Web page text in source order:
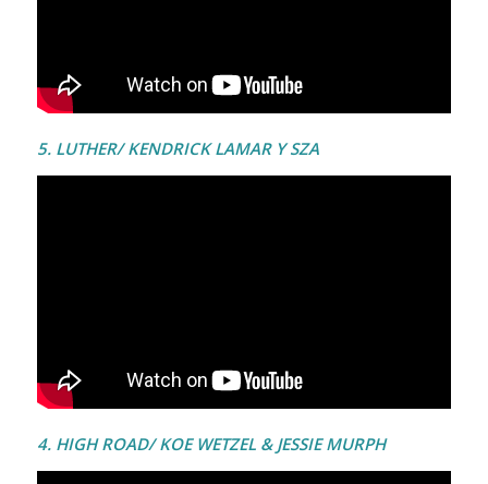
5. LUTHER/ KENDRICK LAMAR Y SZA
4. HIGH ROAD/ KOE WETZEL & JESSIE MURPH